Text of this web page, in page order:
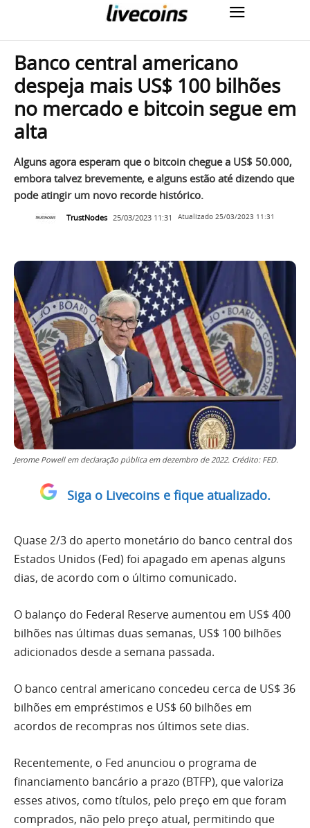
Banco central americano
despeja mais US$ 100 bilhões
no mercado e bitcoin segue em
alta
Alguns agora esperam que o bitcoin chegue a US$ 50.000,
embora talvez brevemente, e alguns estão até dizendo que
pode atingir um novo recorde histórico.
TrustNodes 25/03/2023 11:31 Atualizado 25/03/2023 11:31
Jerome Powell em declaração pública em dezembro de 2022. Crédito: FED.
Siga o Livecoins e fique atualizado.
Quase 2/3 do aperto monetário do banco central dos
Estados Unidos (Fed) foi apagado em apenas alguns
dias, de acordo com o último comunicado.
O balanço do Federal Reserve aumentou em US$ 400
bilhões nas últimas duas semanas, US$ 100 bilhões
adicionados desde a semana passada.
O banco central americano concedeu cerca de US$ 36
bilhões em empréstimos e US$ 60 bilhões em
acordos de recompras nos últimos sete dias.
Recentemente, o Fed anunciou o programa de
financiamento bancário a prazo (BTFP), que valoriza
esses ativos, como títulos, pelo preço em que foram
comprados, não pelo preço atual, permitindo que